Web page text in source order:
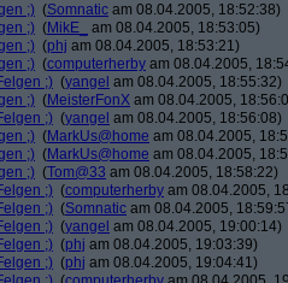
;) (Somnatic am 08.04.2005, 18:52:38)
;) (MikE_
am 08.04.2005, 18:53:05)
;) (phj am 08.04.2005, 18:53:21)
;) (computerherby am 08.04.2005,
;) (yangel am 08.04.2005, 18:55:32)
;) (MeisterFonX am 08.04.2005,
;) (yangel am 08.04.2005, 18:56:08)
;) (MarkUs@home am 08.04.2005,
;) (MarkUs@home am 08.04.2005,
;) (Tom@33 am 08.04.2005, 18:58:22)
;) (computerherby am 08.04.2005,
;) (Somnatic am 08.04.2005,
;) (yangel am 08.04.2005, 19:00:14)
;) (phj am 08.04.2005, 19:03:39)
;) (phj am 08.04.2005, 19:04:41)